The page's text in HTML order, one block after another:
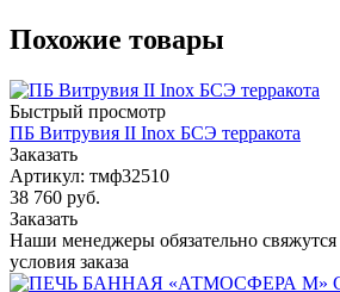
Похожие товары
Быстрый просмотр
ПБ Витрувия II Inox БСЭ терракота
Заказать
Артикул: тмф32510
38 760 руб.
Заказать
Наши менеджеры обязательно
условия заказа